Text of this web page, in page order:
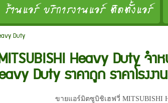
ร้านแอร์ บริการงานแอร์ ติดตั้งแอร์
Duty
Heavy Duty จำ
Duty ราคาถูก ราคาโรงงาน
ขายแอร์มิตซูบิชิเฮฟวี่ MITSUBISHI